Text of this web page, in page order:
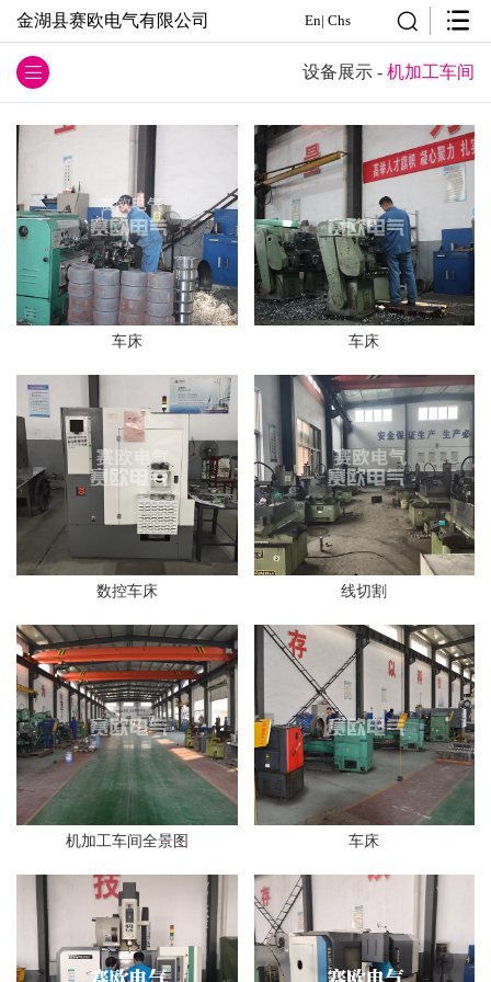
金湖县赛欧电气有限公司 En| Chs
设备展示 - 机加工车间
车床 车床
数控车床 线切割
机加工车间全景图 车床